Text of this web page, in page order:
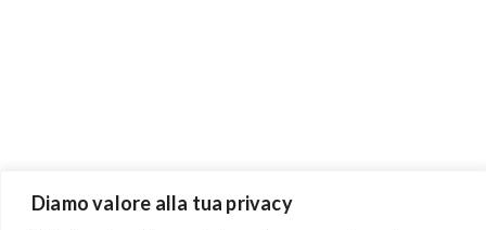
Diamo valore alla tua privacy